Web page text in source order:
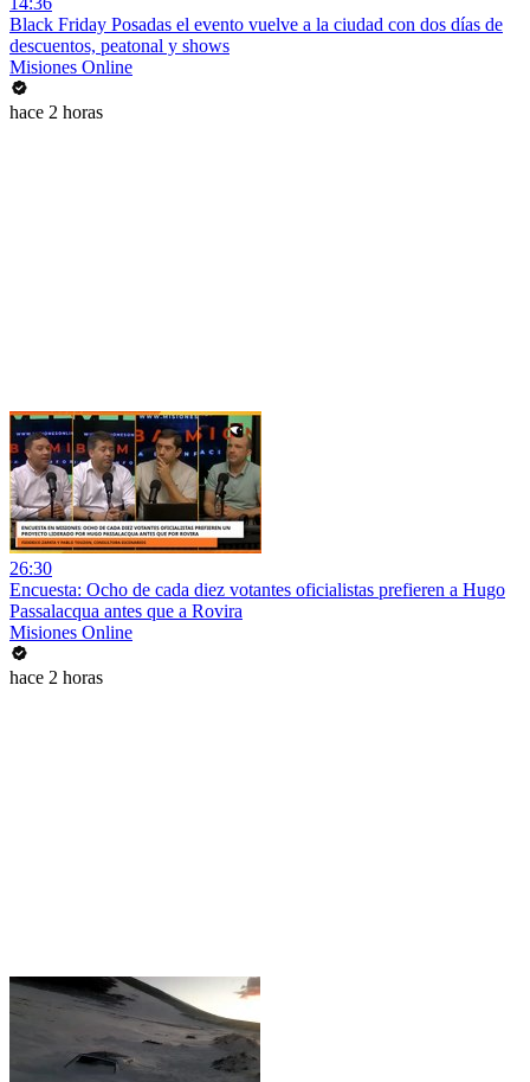
Black Friday Posadas el evento vuelve a la ciudad con dos días de
descuentos, peatonal y shows
Misiones Online
hace 2 horas
26:30
Encuesta: Ocho de cada diez votantes oficialistas prefieren a Hugo
Passalacqua antes que a Rovira
Misiones Online
hace 2 horas